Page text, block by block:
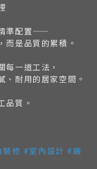
準配置——
而是品質的累積。
一道工法，
、耐用的居家空間。
品質。
裝修 #室內設計 #廠